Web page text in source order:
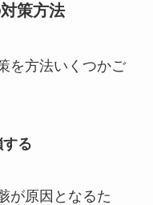
策方法
を方法いくつかご
る
が原因となるた